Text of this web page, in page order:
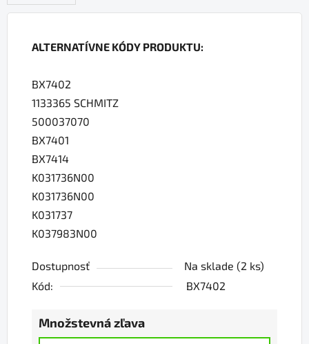
ALTERNATÍVNE KÓDY PRODUKTU:
BX7402
1133365 SCHMITZ
500037070
BX7401
BX7414
K031736N00
K031736N00
K031737
K037983N00
Dostupnosť Na sklade (2 ks)
Kód:
BX7402
Množstevná zľava